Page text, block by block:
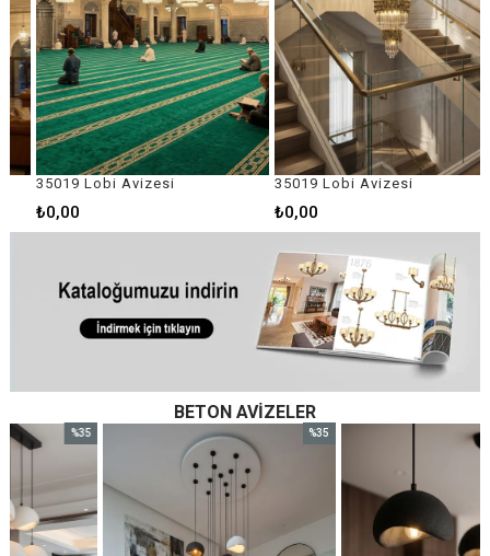
35019 Lobi Avizesi
₺0,00
35019 Lobi Avizesi
₺0,00
BETON AVIZELER
%35
İndirim
%35İndirim
%35